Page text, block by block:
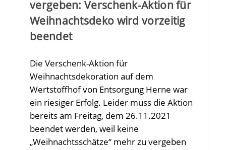
vergeben: Verschenk-Aktion für
Weihnachtsdeko wird vorzeitig
beendet
Die Verschenk-Aktion für
Weihnachtsdekoration auf dem
Wertstoffhof von Entsorgung Herne war
ein riesiger Erfolg. Leider muss die Aktion
bereits am Freitag, dem 26.11.2021
beendet werden, weil keine
„Weihnachtsschätze“ mehr zu vergeben